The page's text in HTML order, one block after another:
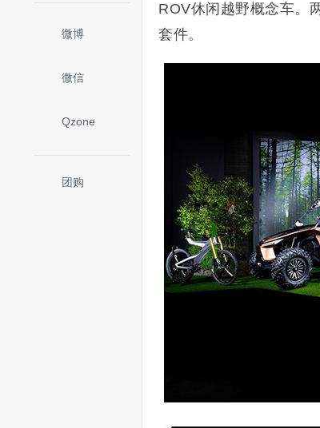
微博
微信
Qzone
团购
ROV休闲越野概念车。
套件。